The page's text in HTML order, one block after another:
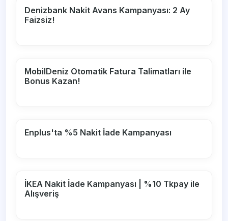
Denizbank Nakit Avans Kampanyası: 2 Ay
Faizsiz!
MobilDeniz Otomatik Fatura Talimatları ile
Bonus Kazan!
Enplus'ta %5 Nakit İade Kampanyası
İKEA Nakit İade Kampanyası | %10 Tkpay ile
Alışveriş